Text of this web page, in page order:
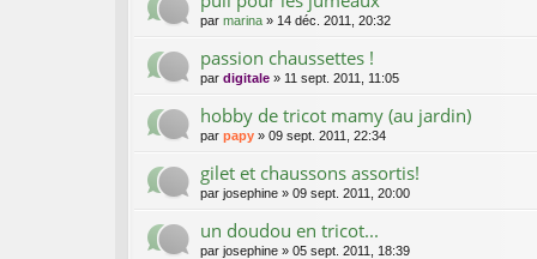
par marina » 14 déc. 2011, 20:32
passion chaussettes !
par digitale » 11 sept. 2011, 11:05
hobby de tricot mamy (au jardin)
par papy » 09 sept. 2011, 22:34
gilet et chaussons assortis!
par josephine » 09 sept. 2011, 20:00
un doudou en tricot...
par josephine » 05 sept. 2011, 18:39